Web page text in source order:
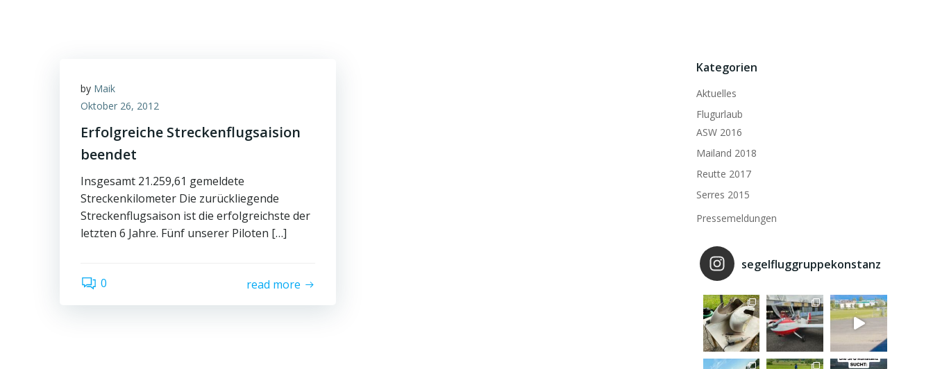
by Maik
Oktober 26, 2012
Erfolgreiche Streckenflugsaision
beendet
Insgesamt 21.259,61 gemeldete
Streckenkilometer Die zurückliegende
Streckenflugsaison ist die erfolgreichste der
letzten 6 Jahre. Fünf unserer Piloten […]
0 read more
Kategorien
Aktuelles
Flugurlaub
ASW 2016
Mailand 2018
Reutte 2017
Serres 2015
Pressemeldungen
segelfluggruppekonstanz